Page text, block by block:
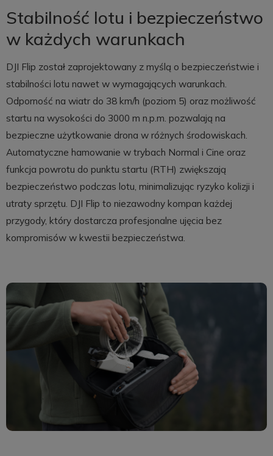
Stabilność lotu i bezpieczeństwo
w każdych warunkach
DJI Flip został zaprojektowany z myślą o bezpieczeństwie i
stabilności lotu nawet w wymagających warunkach.
Odporność na wiatr do 38 km/h (poziom 5) oraz możliwość
startu na wysokości do 3000 m n.p.m. pozwalają na
bezpieczne użytkowanie drona w różnych środowiskach.
Automatyczne hamowanie w trybach Normal i Cine oraz
funkcja powrotu do punktu startu (RTH) zwiększają
bezpieczeństwo podczas lotu, minimalizując ryzyko kolizji i
utraty sprzętu. DJI Flip to niezawodny kompan każdej
przygody, który dostarcza profesjonalne ujęcia bez
kompromisów w kwestii bezpieczeństwa.